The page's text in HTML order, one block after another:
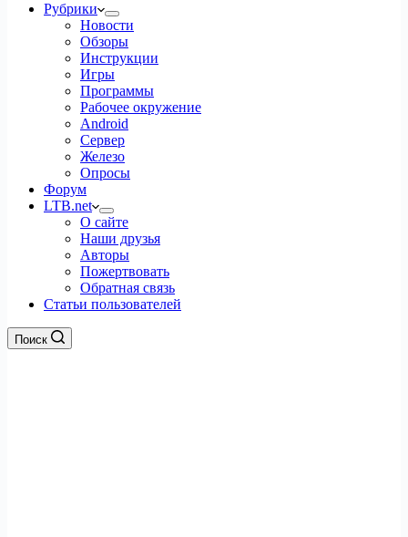
Рубрики
Новости
Обзоры
Инструкции
Игры
Программы
Рабочее окружение
Android
Сервер
Железо
Опросы
Форум
LTB.net
О сайте
Наши друзья
Авторы
Пожертвовать
Обратная связь
Статьи пользователей
Поиск